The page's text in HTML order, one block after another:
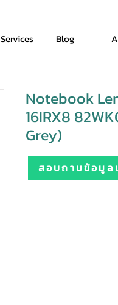
Services Blog
Notebook
16IRX8
Grey)
สอบถามข้อมูล